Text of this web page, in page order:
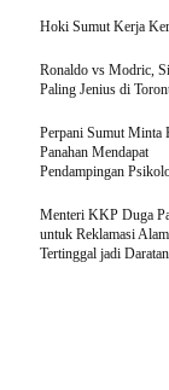
Hoki Sumut Kerja
Ronaldo vs Modric,
Paling Jenius di
Perpani Sumut Minta
Panahan Mendapat
Pendampingan
Menteri KKP Duga
untuk Reklamasi
Tertinggal jadi Daratan